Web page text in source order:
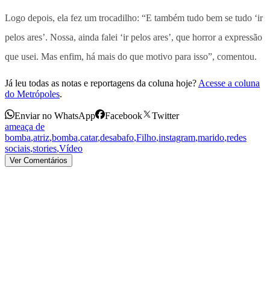
Logo depois, ela fez um trocadilho: “E também tudo bem se tudo ‘ir
pelos ares’. Nossa, ainda falei ‘ir pelos ares’, que horror a expressão
que usei. Mas enfim, há mais do que motivo para isso”, comentou.
Já leu todas as notas e reportagens da coluna hoje? Acesse a coluna
do Metrópoles.
Enviar no WhatsApp Facebook
Twitter
ameaça de
bomba,atriz,bomba,catar,desabafo,Filho,instagram,marido,redes
sociais,stories,Vídeo
Ver Comentários